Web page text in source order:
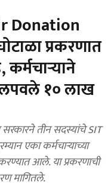
Donation
प्रकरणात
लपवले १० लाख
सरकारने तीन सदस्यांचे SIT
एका कर्मचाऱ्याच्या
आले. या प्रकरणाची
मागितले.